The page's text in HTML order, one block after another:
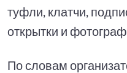
туфли, клатчи,
открытки и
По словам